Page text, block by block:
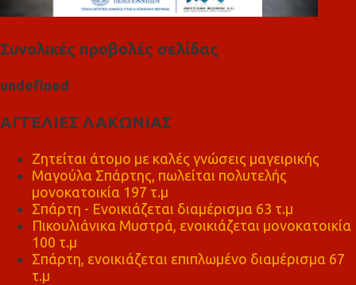
Συνολικές προβολές σελίδας
undefned
ΑΓΓΕΛΙΕΣ ΛΑΚΩΝΙΑΣ
Ζητείται άτομο με καλές γνώσεις μαγειρικής
Μαγούλα Σπάρτης, πωλείται πολυτελής
μονοκατοικία 197 τ.μ
Σπάρτη - Ενοικιάζεται διαμέρισμα 63 τ.μ
Πικουλιάνικα Μυστρά, ενοικιάζεται μονοκατοικία
100 τ.μ
Σπάρτη, ενοικιάζεται επιπλωμένο διαμέρισμα 67
τ.μ